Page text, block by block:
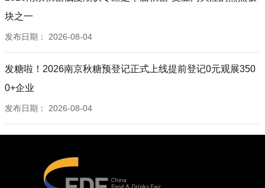
块之一
发布日期： 2026-08-04
发糖啦！2026南京秋糖预登记正式上线提前登记0元观展350
0+企业
发布日期： 2026-08-04